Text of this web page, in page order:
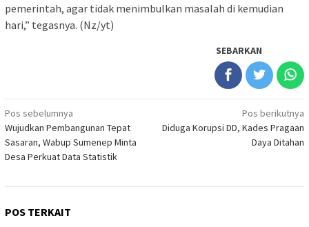
pemerintah, agar tidak menimbulkan masalah di kemudian
hari,” tegasnya. (Nz/yt)
SEBARKAN
Navigasi
pos
Pos sebelumnya
Wujudkan Pembangunan Tepat
Sasaran, Wabup Sumenep Minta
Desa Perkuat Data Statistik
Pos berikutnya
Diduga Korupsi DD, Kades Pragaan
Daya Ditahan
POS TERKAIT